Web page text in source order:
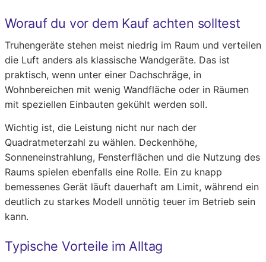
Worauf du vor dem Kauf achten solltest
Truhengeräte stehen meist niedrig im Raum und verteilen
die Luft anders als klassische Wandgeräte. Das ist
praktisch, wenn unter einer Dachschräge, in
Wohnbereichen mit wenig Wandfläche oder in Räumen
mit speziellen Einbauten gekühlt werden soll.
Wichtig ist, die Leistung nicht nur nach der
Quadratmeterzahl zu wählen. Deckenhöhe,
Sonneneinstrahlung, Fensterflächen und die Nutzung des
Raums spielen ebenfalls eine Rolle. Ein zu knapp
bemessenes Gerät läuft dauerhaft am Limit, während ein
deutlich zu starkes Modell unnötig teuer im Betrieb sein
kann.
Typische Vorteile im Alltag